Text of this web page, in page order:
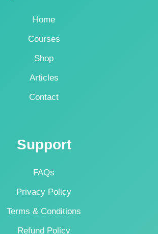
Home
Courses
Shop
Articles
Contact
Support
FAQs
Privacy Policy
Terms & Conditions
Refund Policy